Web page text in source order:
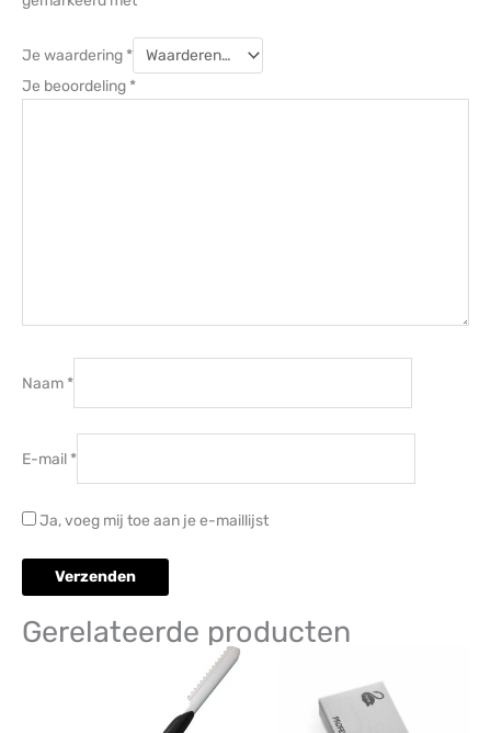
Je waardering *
Je beoordeling *
Naam *
E-mail *
Ja, voeg mij toe aan je e-maillijst
Gerelateerde producten